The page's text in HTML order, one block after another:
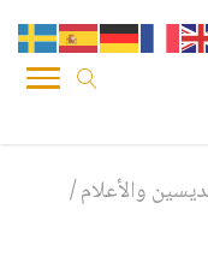
والأعلام/